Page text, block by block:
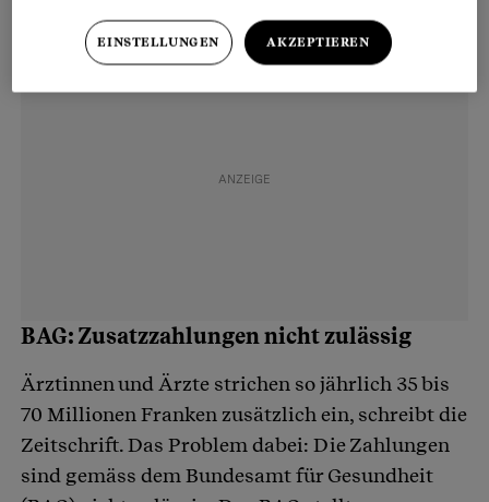
BAG: Zusatzzahlungen nicht zulässig
Ärztinnen und Ärzte strichen so jährlich 35 bis
70 Millionen Franken zusätzlich ein, schreibt die
Zeitschrift. Das Problem dabei: Die Zahlungen
sind gemäss dem Bundesamt für Gesundheit
EINSTELLUNGEN AKZEPTIEREN